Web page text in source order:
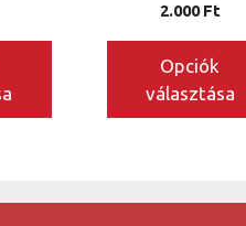
2.000Ft
Opciók
választása
választhatók
ki